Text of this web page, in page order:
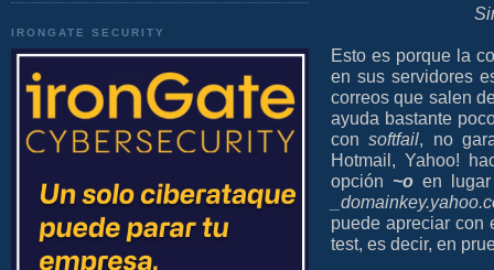
IRONGATE SECURITY
Esto es porque la
en sus servidores
correos que salen
ayuda bastante
consoftfail, no
Hotmail, Yahoo!
opción ~oen
puede apreciar con
test, es decir, en